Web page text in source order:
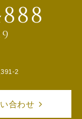
2
合わせ